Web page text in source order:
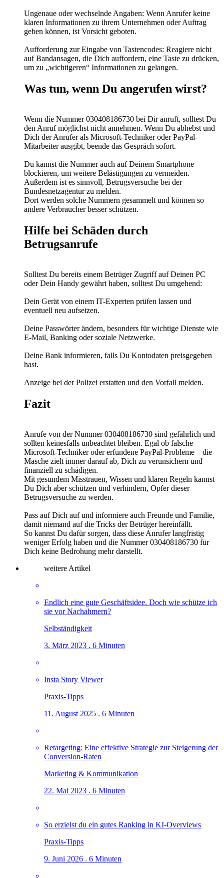
Ungenaue oder wechselnde Angaben: Wenn Anrufer keine
klaren Informationen zu ihrem Unternehmen oder Auftrag
geben können, ist Vorsicht geboten.
Aufforderung zur Eingabe von Tastencodes: Reagiere nicht
auf Bandansagen, die Dich auffordern, eine Taste zu drücken,
um zu „wichtigeren“ Informationen zu gelangen.
Was tun, wenn Du angerufen wirst?
Wenn die Nummer 030408186730 bei Dir anruft, solltest Du
den Anruf möglichst nicht annehmen. Wenn Du abhebst und
Dich der Anrufer als Microsoft-Techniker oder PayPal-
Mitarbeiter ausgibt, beende das Gespräch sofort.
Du kannst die Nummer auch auf Deinem Smartphone
blockieren, um weitere Belästigungen zu vermeiden.
Außerdem ist es sinnvoll, Betrugsversuche bei der
Bundesnetzagentur zu melden.
Dort werden solche Nummern gesammelt und können so
andere Verbraucher besser schützen.
Hilfe bei Schäden durch
Betrugsanrufe
Solltest Du bereits einem Betrüger Zugriff auf Deinen PC
oder Dein Handy gewährt haben, solltest Du umgehend:
Dein Gerät von einem IT-Experten prüfen lassen und
eventuell neu aufsetzen.
Deine Passwörter ändern, besonders für wichtige Dienste wie
E-Mail, Banking oder soziale Netzwerke.
Deine Bank informieren, falls Du Kontodaten preisgegeben
hast.
Anzeige bei der Polizei erstatten und den Vorfall melden.
Fazit
Anrufe von der Nummer 030408186730 sind gefährlich und
sollten keinesfalls unbeachtet bleiben. Egal ob falsche
Microsoft-Techniker oder erfundene PayPal-Probleme – die
Masche zielt immer darauf ab, Dich zu verunsichern und
finanziell zu schädigen.
Mit gesundem Misstrauen, Wissen und klaren Regeln kannst
Du Dich aber schützen und verhindern, Opfer dieser
Betrugsversuche zu werden.
Pass auf Dich auf und informiere auch Freunde und Familie,
damit niemand auf die Tricks der Betrüger hereinfällt.
So kannst Du dafür sorgen, dass diese Anrufer langfristig
weniger Erfolg haben und die Nummer 030408186730 für
Dich keine Bedrohung mehr darstellt.
weitere Artikel
Endlich eine gute Geschäftsidee. Doch wie schütze ich
sie vor Nachahmern?
Selbständigkeit
3. März 2023 . 6 Minuten
Insta Story Viewer
Praxis-Tipps
11. August 2025 . 6 Minuten
Retargeting: Eine effektive Strategie zur Steigerung der
Conversion-Raten
Marketing & Kommunikation
22. Mai 2023 . 6 Minuten
So erzielst du ein gutes Ranking in KI-Overviews
Praxis-Tipps
9. Juni 2026 . 6 Minuten